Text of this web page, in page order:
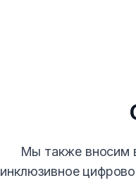
Мы также вносим
инклюзивное